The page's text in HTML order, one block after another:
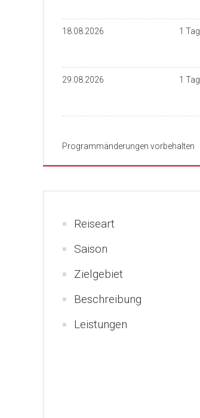
18.08.2026 1 Tag
29.08.2026 1 Tag
Programmänderungen vorbehalten
Reiseart
Saison
Zielgebiet
Beschreibung
Leistungen